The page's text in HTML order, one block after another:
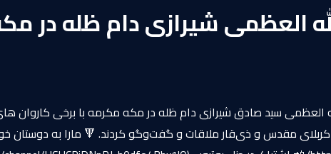
العظمى شیرازی دام ظله در
آیت ‌الله العظمى سید صادق شیرازی دام ظله در مکه مکرمه با برخی
مقدس و ذی‌قار ملاقات و گفت‌وگو کردند. 🔻 مارا به دوستان